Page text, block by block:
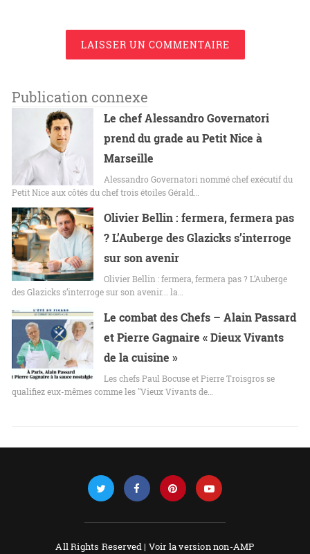
LAISSER UN COMMENTAIRE
Publication connexe
Le chef Alessandro Governatori
prend du grade au Petit Nice à
Marseille
Alessandro Governatori nommé chef exécutif du
Petit Nice aux côtés du chef trois étoiles Gérald…
Olivier Bellin : fermera, fermera pas
? L’Auberge des Glazicks s’interroge
sur son avenir
Olivier Bellin : fermera, fermera pas ? L’Auberge
des Glazicks s’interroge sur son avenir... la…
Le combat des Chefs – Alain Passard
et Pierre Gagnaire « Dieux Vivants
de la cuisine »
Les chefs Paul Bocuse et Pierre Troisgros se
qualifiez eux-mêmes comme les "Vieux Vivants de…
All Rights Reserved | Voir la version non-AMP